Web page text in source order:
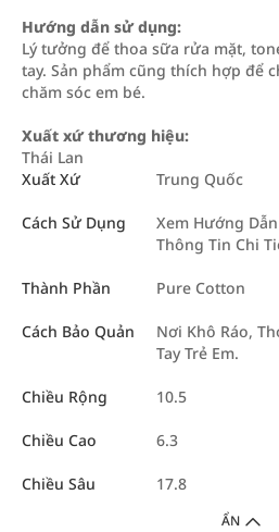
Hướng dẫn sử dụng:
Lý tưởng để thoa sữa rửa mặt,
tay. Sản phẩm cũng thích hợp để
chăm sóc em bé.
Xuất xứ thương hiệu:
Thái Lan
Xuất Xứ
Trung Quốc
Cách Sử Dụng
Xem Hướng
Thông Tin Chi
Thành Phần Pure Cotton
Cách Bảo Quản
Nơi Khô Ráo,
Tay Trẻ Em.
Chiều Rộng 10.5
Chiều Cao 6.3
Chiều Sâu 17.8
ẨN